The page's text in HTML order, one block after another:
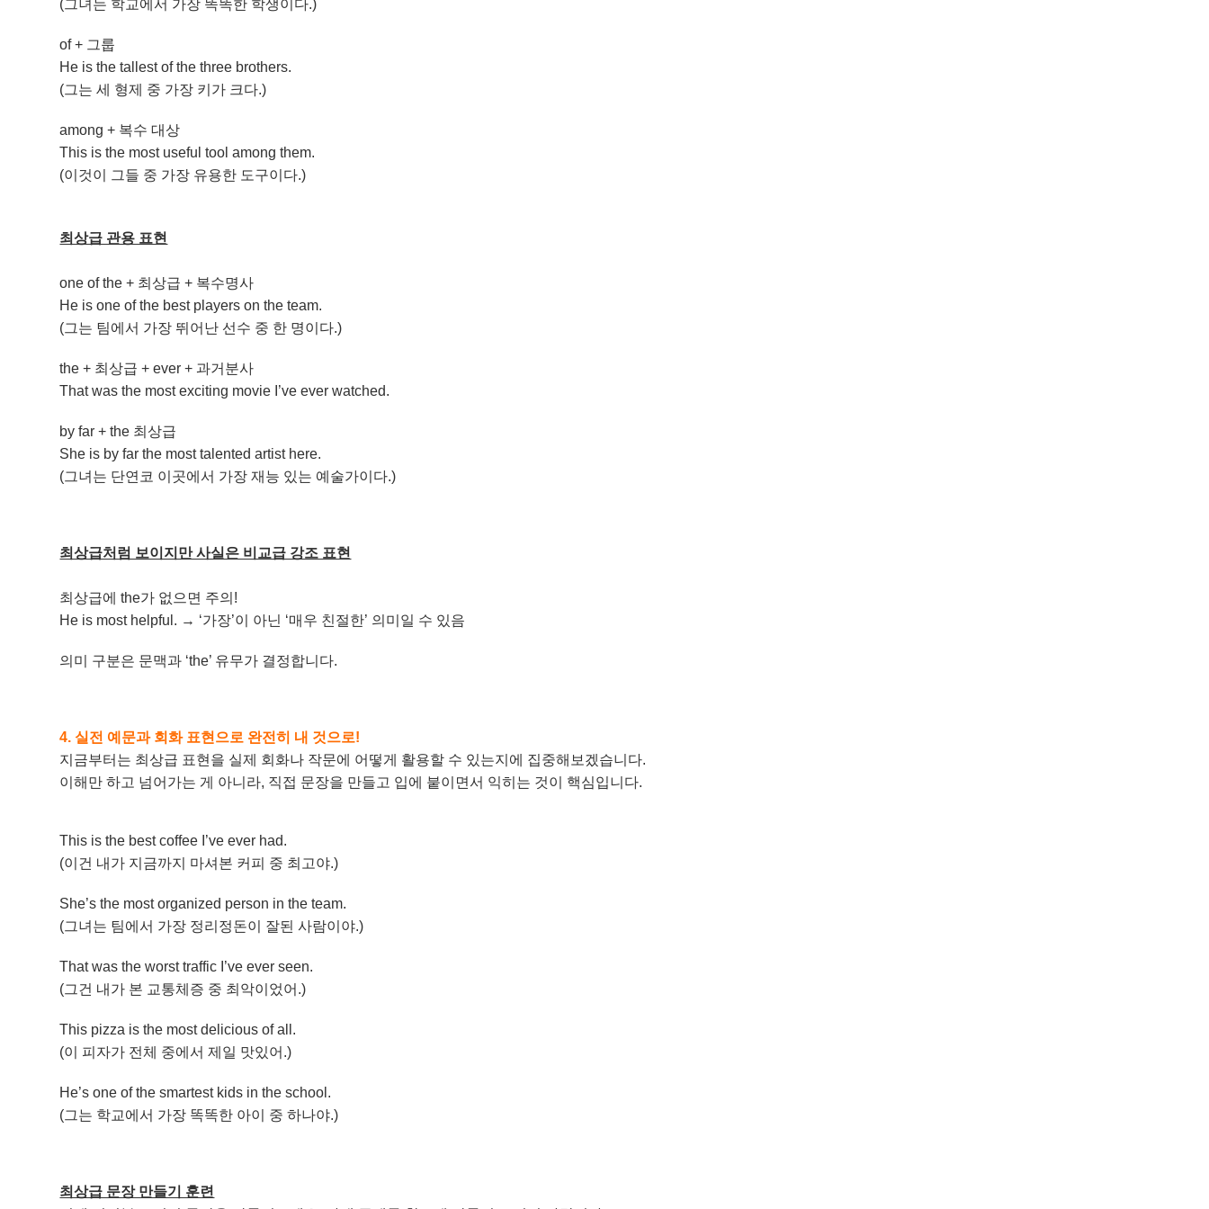
(그녀는 학교에서 가장 똑똑한 학생이다.)
of + 그룹
He is the tallest of the three brothers.
(그는 세 형제 중 가장 키가 크다.)
among + 복수 대상
This is the most useful tool among them.
(이것이 그들 중 가장 유용한 도구이다.)
최상급 관용 표현
one of the + 최상급 + 복수명사
He is one of the best players on the team.
(그는 팀에서 가장 뛰어난 선수 중 한 명이다.)
the + 최상급 + ever + 과거분사
That was the most exciting movie I’ve ever watched.
by far + the 최상급
She is by far the most talented artist here.
(그녀는 단연코 이곳에서 가장 재능 있는 예술가이다.)
최상급처럼 보이지만 사실은 비교급 강조 표현
최상급에 the가 없으면 주의!
He is most helpful. → ‘가장’이 아닌 ‘매우 친절한’ 의미일 수 있음
의미 구분은 문맥과 ‘the’ 유무가 결정합니다.
4. 실전 예문과 회화 표현으로 완전히 내 것으로!
지금부터는 최상급 표현을 실제 회화나 작문에 어떻게 활용할 수 있는지에 집중해보겠습니다.
이해만 하고 넘어가는 게 아니라, 직접 문장을 만들고 입에 붙이면서 익히는 것이 핵심입니다.
This is the best coffee I’ve ever had.
(이건 내가 지금까지 마셔본 커피 중 최고야.)
She’s the most organized person in the team.
(그녀는 팀에서 가장 정리정돈이 잘된 사람이야.)
That was the worst traffic I’ve ever seen.
(그건 내가 본 교통체증 중 최악이었어.)
This pizza is the most delicious of all.
(이 피자가 전체 중에서 제일 맛있어.)
He’s one of the smartest kids in the school.
(그는 학교에서 가장 똑똑한 아이 중 하나야.)
최상급 문장 만들기 훈련